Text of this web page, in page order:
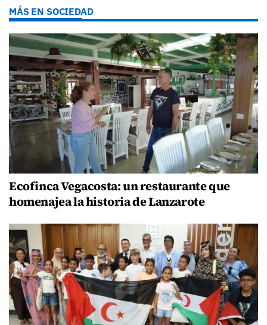
MÁS EN SOCIEDAD
Ecofinca Vegacosta: un restaurante que
homenajea la historia de Lanzarote